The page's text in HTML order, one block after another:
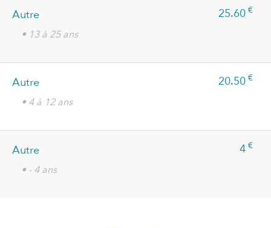
Autre 25.60 €
• 13 à 25 ans
Autre 20.50 €
• 4 à 12 ans
Autre 4 €
• - 4 ans